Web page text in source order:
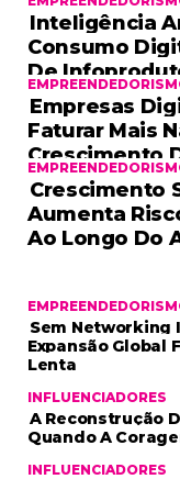
Inteligência
Consumo
De
Desafio
Empresas
Faturar Mais
Crescimento
Paga
Crescimento
Aumenta
Ao Longo Do
Sem Networking
Expansão Global
Lenta
INFLUENCIADORES
A Reconstrução
Quando A
INFLUENCIADORES